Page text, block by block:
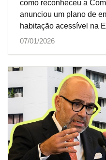
como reconheceu a
anunciou um plano de
habitação acessível na
07/01/2026